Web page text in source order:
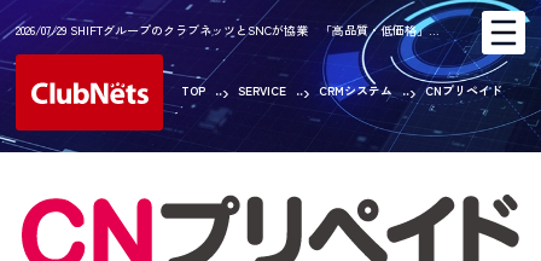
2026/07/29 SHIFTグループのクラブネッツとSNCが協業 「高品質・低価格」…
TOP SERVICE CRMシステム CNプリペイド